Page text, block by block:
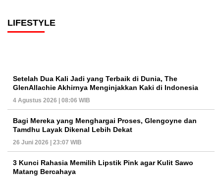
LIFESTYLE
Setelah Dua Kali Jadi yang Terbaik di Dunia, The
GlenAllachie Akhirnya Menginjakkan Kaki di Indonesia
4 Agustus 2026 | 08:06 WIB
Bagi Mereka yang Menghargai Proses, Glengoyne dan
Tamdhu Layak Dikenal Lebih Dekat
26 Juni 2026 | 23:07 WIB
3 Kunci Rahasia Memilih Lipstik Pink agar Kulit Sawo
Matang Bercahaya